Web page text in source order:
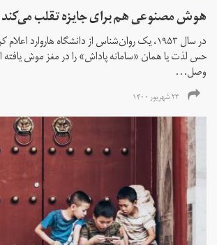
هوش مصنوعی هم برای جایزه تقلب می‌کند
در سال ۱۹۵۳، یک روان‌شناس از دانشگاه هاروارد
حس لذت یا همان «سامانه پاداش» را در مغز موش
وصل...
۲۳ شهریور ۱۴۰۰